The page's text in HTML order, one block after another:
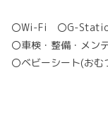
〇Wi-Fi 〇G-
〇車検・整備・メン
〇ベビーシート(おむ